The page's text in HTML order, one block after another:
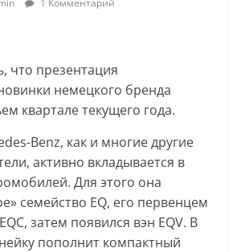
что презентация
немецкого бренда
квартале текущего года.
Benz, как и многие другие
активно вкладывается в
Для этого она
семейство EQ, его первенцем
затем появился вэн EQV. В
пополнит компактный